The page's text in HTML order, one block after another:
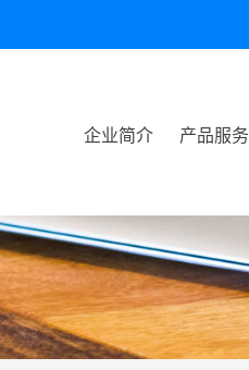
企业简介 产品服务